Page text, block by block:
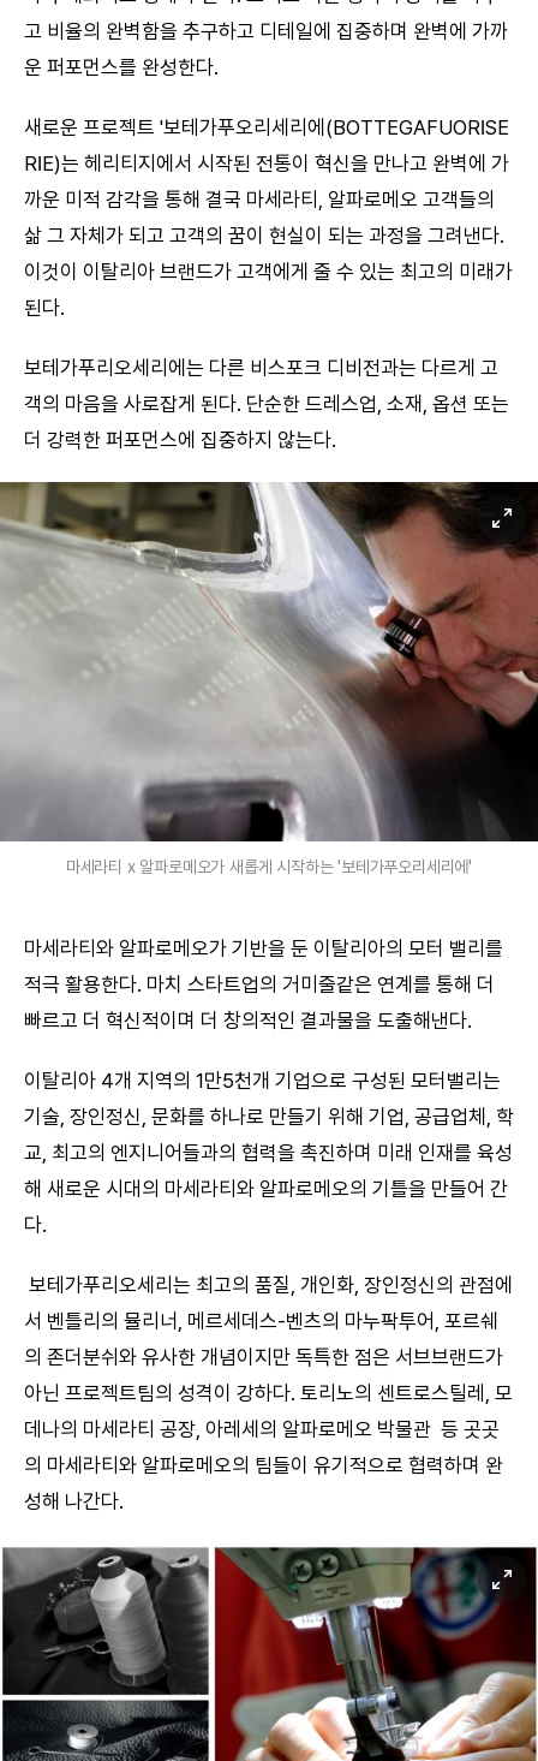
고 비율의 완벽함을 추구하고 디테일에 집중하며 완벽에 가까
운 퍼포먼스를 완성한다.
새로운 프로젝트 '보테가푸오리세리에(BOTTEGAFUORISE
RIE)는 헤리티지에서 시작된 전통이 혁신을 만나고 완벽에 가
까운 미적 감각을 통해 결국 마세라티, 알파로메오 고객들의
삶 그 자체가 되고 고객의 꿈이 현실이 되는 과정을 그려낸다.
이것이 이탈리아 브랜드가 고객에게 줄 수 있는 최고의 미래가
된다.
보테가푸리오세리에는 다른 비스포크 디비전과는 다르게 고
객의 마음을 사로잡게 된다. 단순한 드레스업, 소재, 옵션 또는
더 강력한 퍼포먼스에 집중하지 않는다.
마세라티 x 알파로메오가 새롭게 시작하는 '보테가푸오리세리에'
마세라티와 알파로메오가 기반을 둔 이탈리아의 모터 밸리를
적극 활용한다. 마치 스타트업의 거미줄같은 연계를 통해 더
빠르고 더 혁신적이며 더 창의적인 결과물을 도출해낸다.
이탈리아 4개 지역의 1만5천개 기업으로 구성된 모터밸리는
기술, 장인정신, 문화를 하나로 만들기 위해 기업, 공급업체, 학
교, 최고의 엔지니어들과의 협력을 촉진하며 미래 인재를 육성
해 새로운 시대의 마세라티와 알파로메오의 기틀을 만들어 간
다.
보테가푸리오세리는 최고의 품질, 개인화, 장인정신의 관점에
서 벤틀리의 뮬리너, 메르세데스-벤츠의 마누팍투어, 포르쉐
의 존더분쉬와 유사한 개념이지만 독특한 점은 서브브랜드가
아닌 프로젝트팀의 성격이 강하다. 토리노의 센트로스틸레, 모
데나의 마세라티 공장, 아레세의 알파로메오 박물관 등 곳곳
의 마세라티와 알파로메오의 팀들이 유기적으로 협력하며 완
성해 나간다.